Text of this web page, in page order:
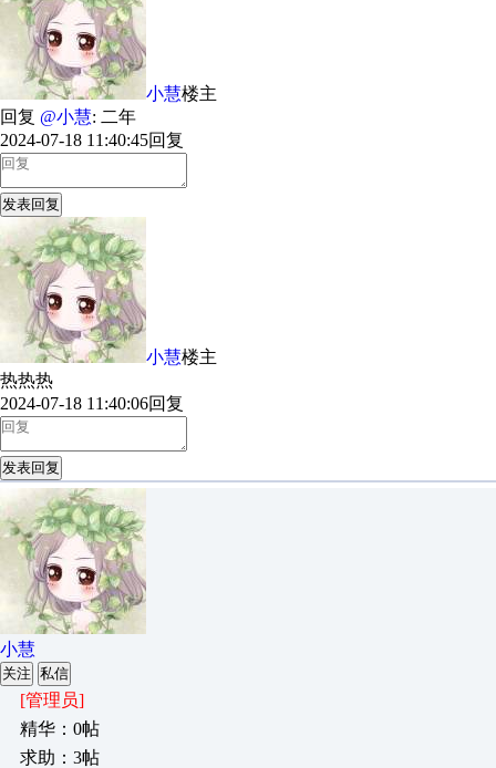
小慧楼主
回复 @小慧: 二年
2024-07-18 11:40:45回复
发表回复
小慧楼主
热热热
2024-07-18 11:40:06回复
发表回复
小慧
关注 私信
[管理员]
精华：0帖
求助：3帖